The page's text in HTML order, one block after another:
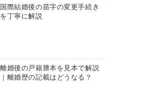
国際結婚後の苗字の変更手続き
を丁寧に解説
離婚後の戸籍謄本を見本で解説
｜離婚歴の記載はどうなる？